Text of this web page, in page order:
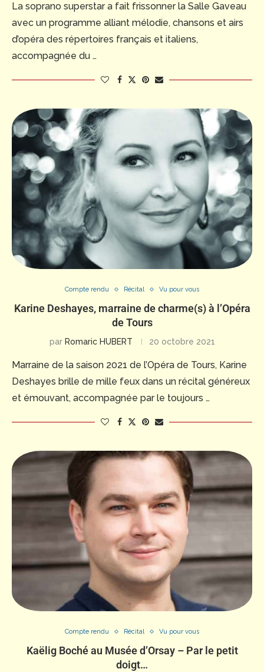
La soprano superstar a fait frissonner la Salle Gaveau
avec un programme alliant mélodie, chansons et airs
d’opéra des répertoires français et italiens,
accompagnée du …
Compte rendu Récital Vu pour vous
Karine Deshayes, marraine de charme(s) à l’Opéra
de Tours
par Romaric HUBERT 20 octobre 2021
Marraine de la saison 2021 de l’Opéra de Tours, Karine
Deshayes brille de mille feux dans un récital généreux
et émouvant, accompagnée par le toujours …
Compte rendu Récital Vu pour vous
Kaëlig Boché au Musée d’Orsay – Par le petit
doigt…